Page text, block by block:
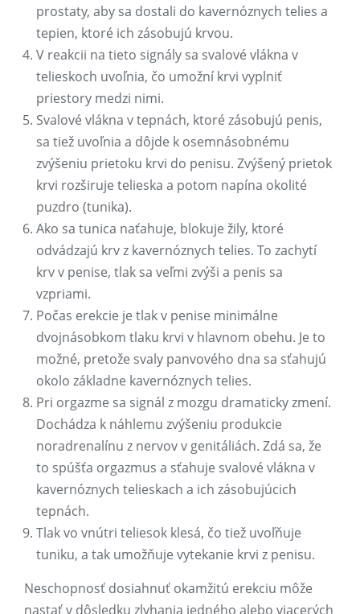
prostaty, aby sa dostali do kavernóznych telies a
tepien, ktoré ich zásobujú krvou.
V reakcii na tieto signály sa svalové vlákna v
telieskoch uvoľnia, čo umožní krvi vyplniť
priestory medzi nimi.
Svalové vlákna v tepnách, ktoré zásobujú penis,
sa tiež uvoľnia a dôjde k osemnásobnému
zvýšeniu prietoku krvi do penisu. Zvýšený prietok
krvi rozširuje telieska a potom napína okolité
puzdro (tunika).
Ako sa tunica naťahuje, blokuje žily, ktoré
odvádzajú krv z kavernóznych telies. To zachytí
krv v penise, tlak sa veľmi zvýši a penis sa
vzpriami.
Počas erekcie je tlak v penise minimálne
dvojnásobkom tlaku krvi v hlavnom obehu. Je to
možné, pretože svaly panvového dna sa sťahujú
okolo základne kavernóznych telies.
Pri orgazme sa signál z mozgu dramaticky zmení.
Dochádza k náhlemu zvýšeniu produkcie
noradrenalínu z nervov v genitáliách. Zdá sa, že
to spúšťa orgazmus a sťahuje svalové vlákna v
kavernóznych telieskach a ich zásobujúcich
tepnách.
Tlak vo vnútri teliesok klesá, čo tiež uvoľňuje
tuniku, a tak umožňuje vytekanie krvi z penisu.
Neschopnosť dosiahnuť okamžitú erekciu môže
nastať v dôsledku zlyhania jedného alebo viacerých